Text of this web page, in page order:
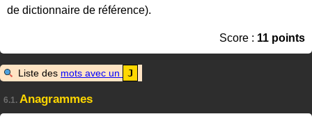
de dictionnaire de référence).
Score : 11 points
Liste des mots avec un J
6.1. Anagrammes